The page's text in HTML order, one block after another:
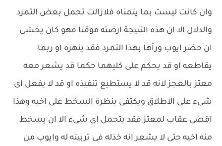
وان كانت ليست بما يتمناه فلازالت تحمل بعض التمرد
والدلال الا ان هذه النتيجة ارضته مؤقتا فهو كان يخشى
ان حضر ايوب ورآها بهذا التمرد فقد ينهره او ربما
يقاطعه او قد يحكم على كليهما حكما قد يشعر معه
معتز بالعجز لانه قد لا يستطيع تنفيذه او قد لا يفعل اى
شىء على الاطلاق ويكتفى بنظرة السخط على اخيه وهذا
اقصى عقاب لمعتز فقد يتحمل اى شىء الا ان يسخط
منه اخيه حتى لا يشعر انه خذله فى تربيته له وايوب من